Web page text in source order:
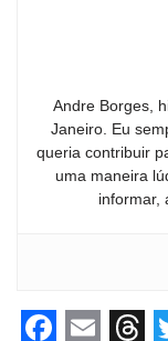
Andre Borges,
Janeiro. Eu
queria contribuir
uma maneira
informar,